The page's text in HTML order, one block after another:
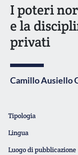
I poteri
e la
privati
Camillo Ausiello
Tipologia
Lingua
Luogo di pubblicazione